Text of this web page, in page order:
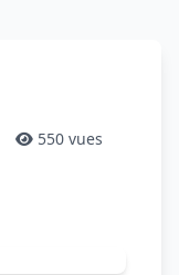
550 vues